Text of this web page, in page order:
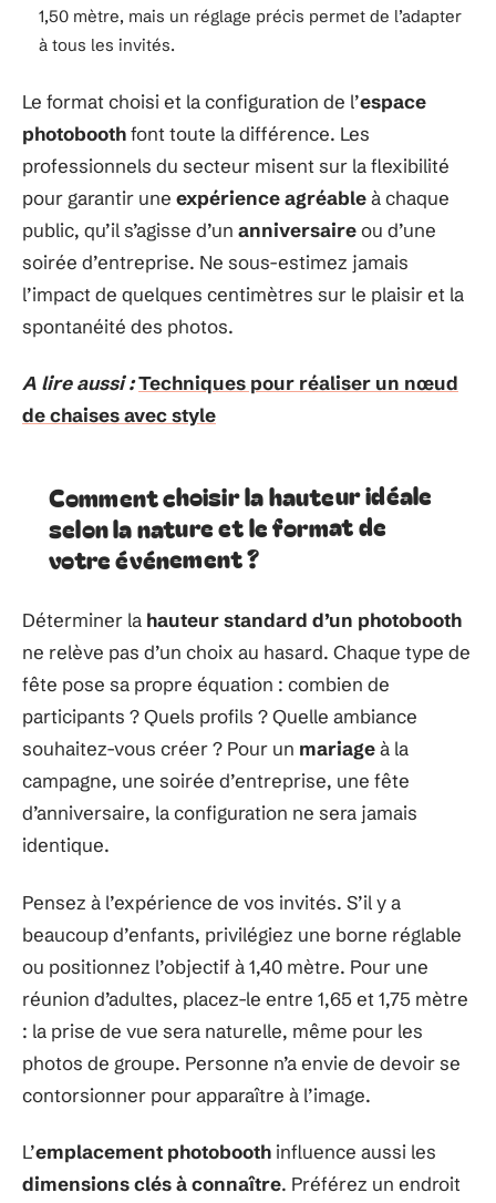
1,50 mètre, mais un réglage précis permet de l’adapter
à tous les invités.
Le format choisi et la configuration de l’espace
photoboothfont toute la différence. Les
professionnels du secteur misent sur la flexibilité
pour garantir une expérience agréableà chaque
public, qu’il s’agisse d’un anniversaireou d’une
soirée d’entreprise. Ne sous-estimez jamais
l’impact de quelques centimètres sur le plaisir et la
spontanéité des photos.
A lire aussi :Techniques pour réaliser un nœud
de chaises avec style
Comment choisir la hauteur idéale
selon la nature et le format de
votre événement ?
Déterminer la hauteur standard d’un photobooth
ne relève pas d’un choix au hasard. Chaque type de
fête pose sa propre équation : combien de
participants ? Quels profils ? Quelle ambiance
souhaitez-vous créer ? Pour un mariageà la
campagne, une soirée d’entreprise, une fête
d’anniversaire, la configuration ne sera jamais
identique.
Pensez à l’expérience de vos invités. S’il y a
beaucoup d’enfants, privilégiez une borne réglable
ou positionnez l’objectif à 1,40 mètre. Pour une
réunion d’adultes, placez-le entre 1,65 et 1,75 mètre
: la prise de vue sera naturelle, même pour les
photos de groupe. Personne n’a envie de devoir se
contorsionner pour apparaître à l’image.
L’emplacement photobooth influence aussi les
dimensions clés à connaître. Préférez un endroit